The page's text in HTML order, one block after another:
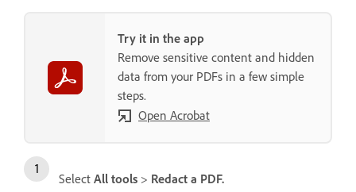
Try it in the app
Remove sensitive content and hidden
data from your PDFs in a few simple
steps.
Open Acrobat
Select All tools > Redact a PDF.